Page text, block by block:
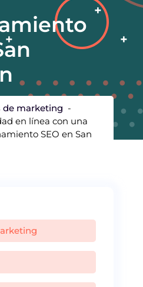
de marketing -
en línea con una
SEO en San